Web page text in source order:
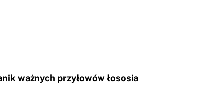
ważnych przyłowów łososia